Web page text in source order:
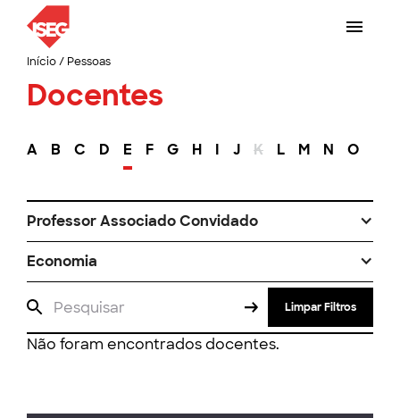
Início/ Pessoas
Docentes
A B C D E F G H I J K L M N O
Professor Associado Convidado
Economia
Limpar Filtros
Não foram encontrados docentes.